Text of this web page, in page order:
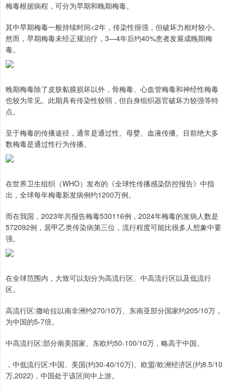
梅毒根据病程，可分为早期和晚期梅毒。
其中早期梅毒一般持续时间<2年，传染性很强，但破坏力相对较小。
然而，早期梅毒未经正规治疗，3—4年后约40%患者发展成晚期梅
毒。
晚期梅毒除了皮肤黏膜损坏以外，骨梅毒、心血管梅毒和神经性梅毒
也较为常见。此期具有传染性较弱，但自身组织器官破坏力较强等特
点。
至于梅毒的传播途径，通常是通过性、母婴、血液传播。目前绝大多
数梅毒是通过性行为传播。
在世界卫生组织（WHO）发布的《全球性传播感染防控报告》中指
出，全球每年梅毒新发病例约1200万例。
而在我国，2023年共报告梅毒530116例，2024年梅毒的发病人数是
572092例，居甲乙类传染病第三位，流行程度可能比很多人想象中要
强。
在全球范围内，大致可以划分为高流行区、中高流行区以及低流行
区。
高流行区:撒哈拉以南非洲约270/10万、东南亚部分国家约205/10万，
为中国的5-7倍。
中高流行区:部分南美国家、东欧约50-100/10万，略高于中国。
，中低流行区:中国、美国(约30-40/10万)、欧盟/欧洲经济区(约8.5/10
万,2022)，中国处于该区间中上游。